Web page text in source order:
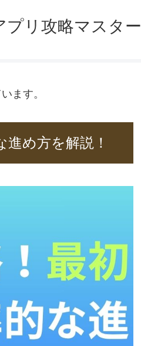
プリ攻略マスター
ます。
め方を解説！